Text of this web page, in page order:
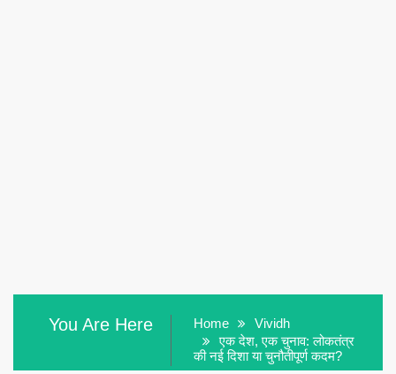
You Are Here Home
Vividh
एक देश, एक चुनाव: लोकतंत्र
की नई दिशा या चुनौतीपूर्ण कदम?